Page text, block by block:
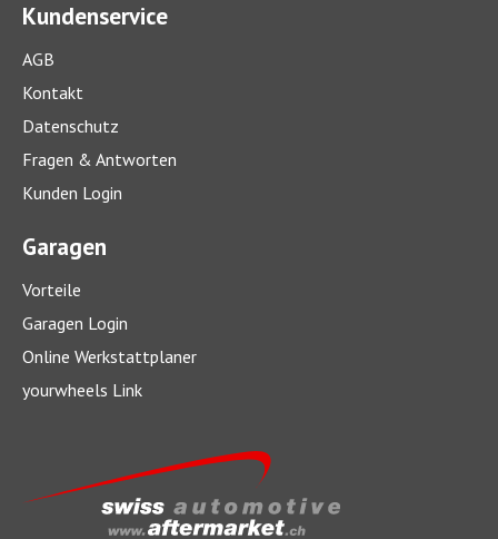
Kundenservice
AGB
Kontakt
Datenschutz
Fragen & Antworten
Kunden Login
Garagen
Vorteile
Garagen Login
Online Werkstattplaner
yourwheels Link